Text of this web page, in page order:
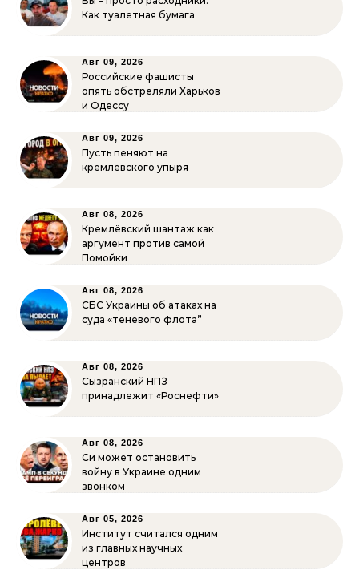
Как туалетная бумага
Авг 09, 2026
Российские фашисты
опять обстреляли Харьков
и Одессу
Авг 09, 2026
Пусть пеняют на
кремлёвского упыря
Авг 08, 2026
Кремлёвский шантаж как
аргумент против самой
Помойки
Авг 08, 2026
СБС Украины об атаках на
суда «теневого флота”
Авг 08, 2026
Сызранский НПЗ
принадлежит «Роснефти»
Авг 08, 2026
Си может остановить
войну в Украине одним
звонком
Авг 05, 2026
Институт считался одним
из главных научных
центров